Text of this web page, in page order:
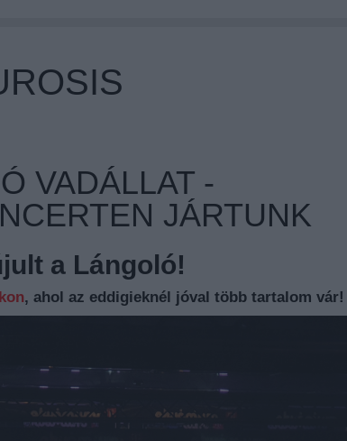
VADÁLLAT -
JÁRTUNK
a Lángoló!
, ahol az eddigieknél jóval több tartalom vár!